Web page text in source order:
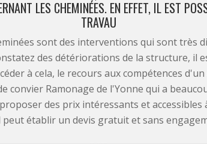
LES CHEMINÉES. EN EFFET, IL EST
TRAVAU
sont des interventions qui sont très
des détériorations de la structure, il
à cela, le recours aux compétences
convier Ramonage de l'Yonne qui a
des prix intéressants et accessibles
peut établir un devis gratuit et sans